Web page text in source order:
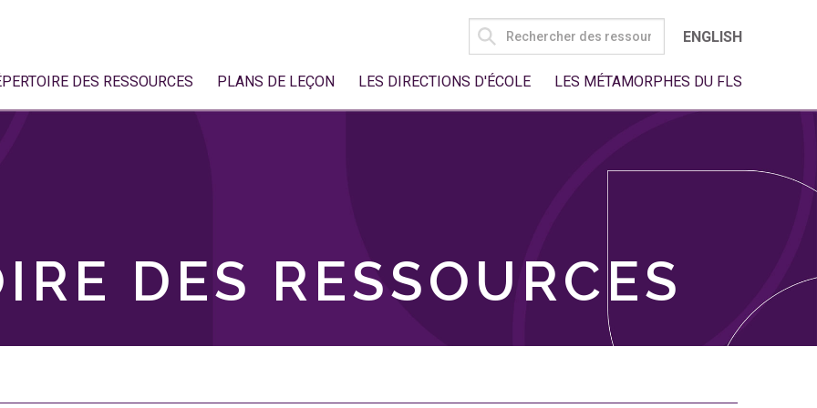
SEARCH
FOR:
ENGLISH
DES RESSOURCES PLANS DE LEÇON LES DIRECTIONS D'ÉCOLE LES MÉTAMORPHES DU FLS
DES RESSOURCES